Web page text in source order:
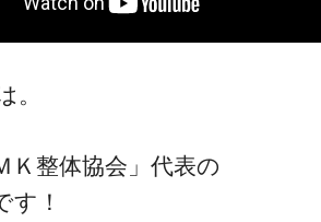
。
Ｋ整体協会」代表の
す！